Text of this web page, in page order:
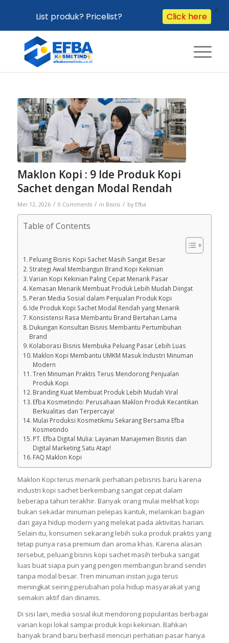
Maklon Kopi : 9 Ide Produk Kopi
Sachet dengan Modal Rendah
Mei 12, 2026 / 0 Comments / in Bisnis / by Efba
Table of Contents
Peluang Bisnis Kopi Sachet Masih Sangat Besar
Strategi Awal Membangun Brand Kopi Kekinian
Varian Kopi Kekinian Paling Cepat Menarik Pasar
Kemasan Menarik Membuat Produk Lebih Mudah Diingat
Peran Media Sosial dalam Penjualan Produk Kopi
Ide Produk Kopi Sachet Modal Rendah yang Menarik
Konsistensi Rasa Membantu Brand Bertahan Lama
Dukungan Konsultan Bisnis Membantu Pertumbuhan
Brand
Kolaborasi Bisnis Membuka Peluang Pasar Lebih Luas
Maklon Kopi Membantu UMKM Masuk Industri Minuman
Modern
Tren Minuman Praktis Terus Mendorong Penjualan
Produk Kopi
Branding Kuat Membuat Produk Lebih Mudah Viral
Efba Kosmetindo: Perusahaan Maklon Produk Kecantikan
Berkualitas dan Terpercaya!
Mulai Produksi Kosmetikmu Sekarang Bersama Efba
Kosmetindo
PT. Efba Digital Mulia: Layanan Manajemen Bisnis dan
Digital Marketing Satu Atap!
FAQ Maklon Kopi
Maklon Kopi terus menarik perhatian pebisnis baru karena
industri kopi sachet berkembang sangat cepat dalam
beberapa tahun terakhir. Banyak orang mulai melihat kopi
bukan sekadar minuman pelepas kantuk, melainkan bagian
dari gaya hidup modern yang melekat pada aktivitas harian.
Selain itu, konsumen sekarang lebih suka produk praktis yang
tetap punya rasa premium dan aroma khas. Karena alasan
tersebut, peluang bisnis kopi sachet masih terbuka sangat
luas buat siapa pun yang pengen membangun brand sendiri
tanpa modal besar. Tren minuman instan juga terus
meningkat seiring perubahan pola hidup masyarakat yang
semakin aktif dan dinamis.
Di sisi lain, media sosial ikut mendorong popularitas berbagai
varian kopi lokal sampai produk kopi kekinian. Bahkan
banyak brand baru berhasil mencuri perhatian pasar hanya
List produk? Pricelist? Click here
X